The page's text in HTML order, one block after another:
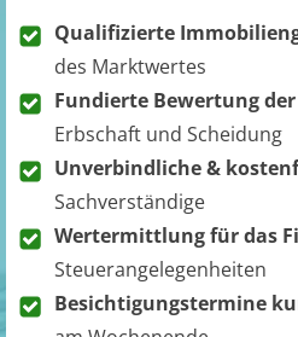
Qualifizierte
des Marktwertes
Fundierte Bewertung
Erbschaft und Scheidung
Unverbindliche &
Sachverständige
Wertermittlung für das
Steuerangelegenheiten
Besichtigungstermine